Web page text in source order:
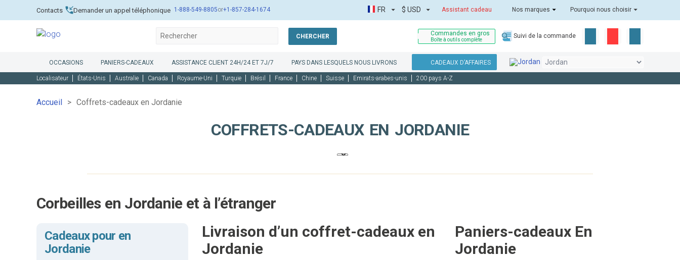
Contacts Demander un appel téléphonique 1-888-549-8805or+1-857-284-1674 Assistant cadeau Nos marques Pourquoi nous choisir
FR $ USD
CHERCHER Commandes en gros
Boîte à outils complète
Suivi de la commande
OCCASIONS PANIERS-CADEAUX ASSISTANCE CLIENT 24H/24 ET 7J/7 PAYS DANS LESQUELS NOUS LIVRONS CADEAUX D’AFFAIRES
Localisateur États-Unis Australie Canada Royaume-Uni Turquie Brésil France Chine Suisse Emirats-arabes-unis 200 pays A-Z
Accueil Coffrets-cadeaux en Jordanie
COFFRETS-CADEAUX EN JORDANIE
Corbeilles en Jordanie et à l’étranger
Cadeaux pour en
Jordanie
Livraison d’un coffret-cadeaux en
Jordanie
Paniers-cadeaux En
Jordanie